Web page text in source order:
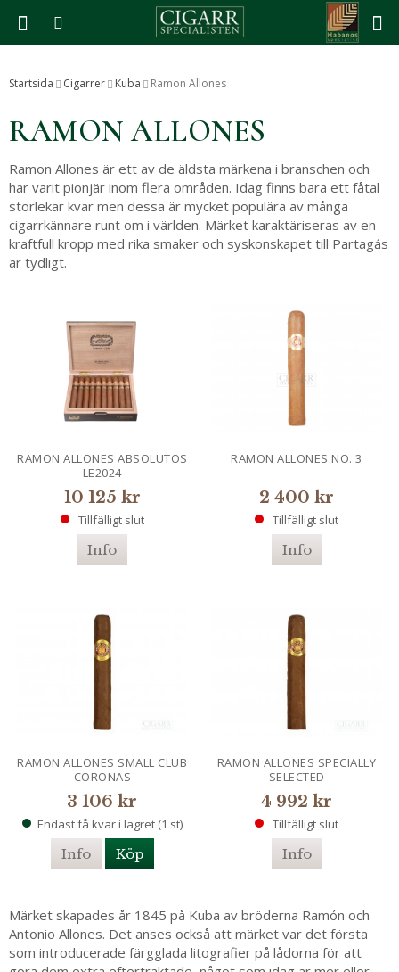
Produkten har blivit tillagd i varukorgen
Startsida Cigarrer Kuba Ramon Allones
RAMON ALLONES
Ramon Allones är ett av de äldsta märkena i branschen och
har varit pionjär inom flera områden. Idag finns bara ett fåtal
storlekar kvar men dessa är mycket populära av många
cigarrkännare runt om i världen. Märket karaktäriseras av en
kraftfull kropp med rika smaker och syskonskapet till Partagás
är tydligt.
RAMON ALLONES ABSOLUTOS
LE2024
10 125 kr
Tillfälligt slut
Info
RAMON ALLONES NO. 3
2 400 kr
Tillfälligt slut
Info
RAMON ALLONES SMALL CLUB
CORONAS
3 106 kr
Endast få kvar i lagret (1 st)
Info Köp
RAMON ALLONES SPECIALLY
SELECTED
4 992 kr
Tillfälligt slut
Info
Märket skapades år 1845 på Kuba av bröderna Ramón och
Antonio Allones. Det anses också att märket var det första
som introducerade färgglada litografier på lådorna för att